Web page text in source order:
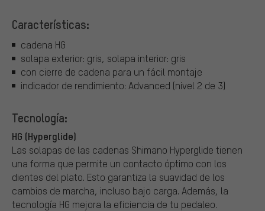
Características:
cadena HG
solapa exterior: gris, solapa interior: gris
con cierre de cadena para un fácil montaje
indicador de rendimiento: Advanced (nivel 2 de 3)
Tecnología:
HG (Hyperglide)
Las solapas de las cadenas Shimano Hyperglide tienen
una forma que permite un contacto óptimo con los
dientes del plato. Esto garantiza la suavidad de los
cambios de marcha, incluso bajo carga. Además, la
tecnología HG mejora la eficiencia de tu pedaleo.